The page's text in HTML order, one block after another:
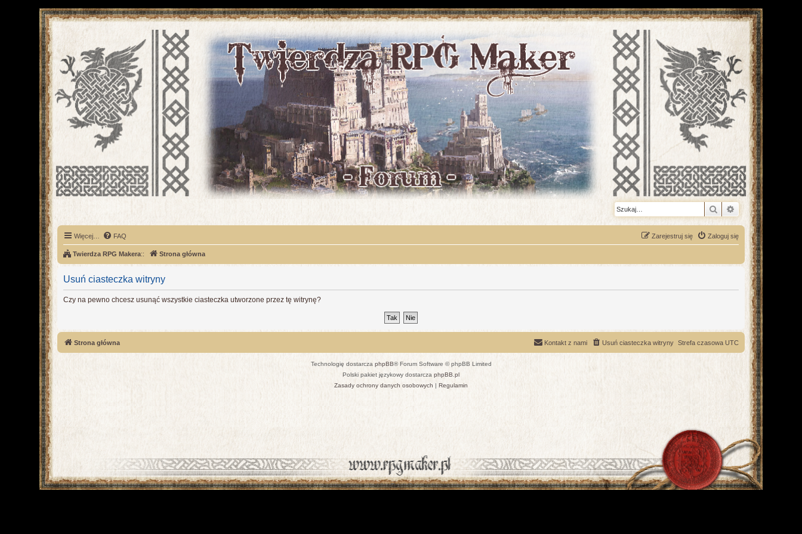
Szukaj Wyszukiwanie
Więcej… FAQ Zaloguj się
Zarejestruj się
Twierdza RPG Makera:: Strona główna
Usuń ciasteczka witryny
Czy na pewno chcesz usunąć wszystkie ciasteczka utworzone przez tę witrynę?
Strona główna Strefa czasowa UTC
Usuń ciasteczka witryny
Kontakt z nami
Technologię dostarcza phpBB® Forum Software © phpBB Limited
Polski pakiet językowy dostarcza phpBB.pl
Zasady ochrony danych osobowych | Regulamin